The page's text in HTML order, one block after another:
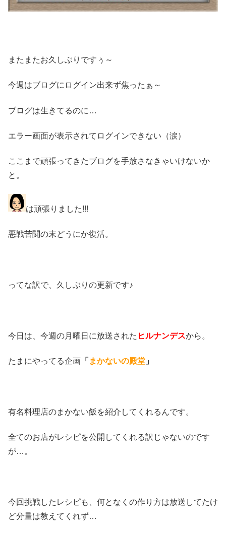
またまたお久しぶりですぅ～
今週はブログにログイン出来ず焦ったぁ～
ブログは生きてるのに…
エラー画面が表示されてログインできない（涙）
ここまで頑張ってきたブログを手放さなきゃいけないか
と。
は頑張りました!!!
悪戦苦闘の末どうにか復活。
ってな訳で、久しぶりの更新です♪
今日は、今週の月曜日に放送された ヒルナンデスから。
たまにやってる企画 「 まかないの殿堂 」
有名料理店のまかない飯を紹介してくれるんです。
全てのお店がレシピを公開してくれる訳じゃないのです
が…。
今回挑戦したレシピも、何となくの作り方は放送してたけ
ど分量は教えてくれず…